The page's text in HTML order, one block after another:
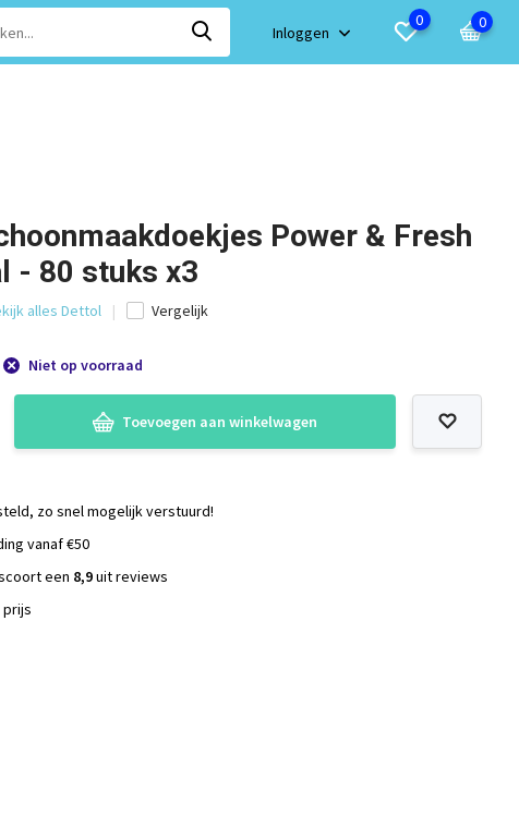
Inloggen
0 0
Power & Fresh
- 80 stuks x3
alles Dettol Vergelijk
Niet op voorraad
Toevoegen aan winkelwagen
zo snel mogelijk verstuurd!
vanaf €50
een 8,9uit reviews
prijs